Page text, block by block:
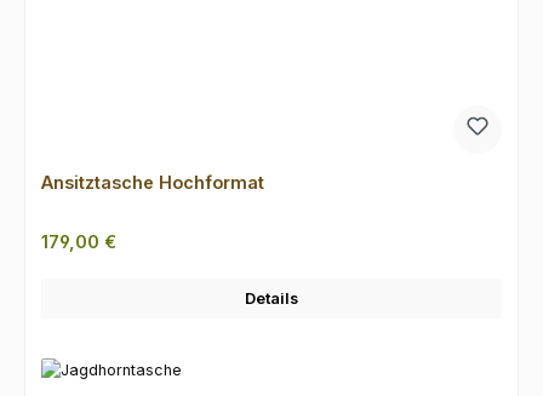
Ansitztasche Hochformat
Regulärer Preis:
179,00 €
Details